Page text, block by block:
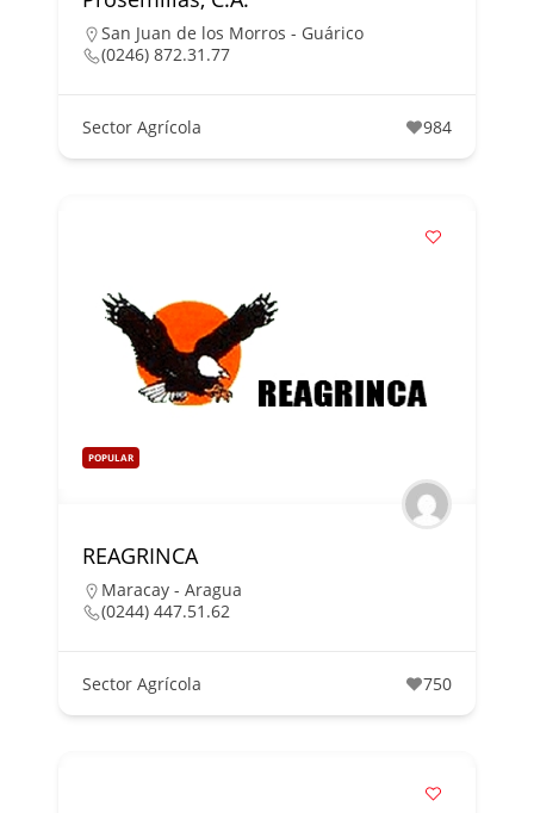
San Juan de los Morros - Guárico
(0246) 872.31.77
Sector Agrícola 984
POPULAR
REAGRINCA
Maracay - Aragua
(0244) 447.51.62
Sector Agrícola 750